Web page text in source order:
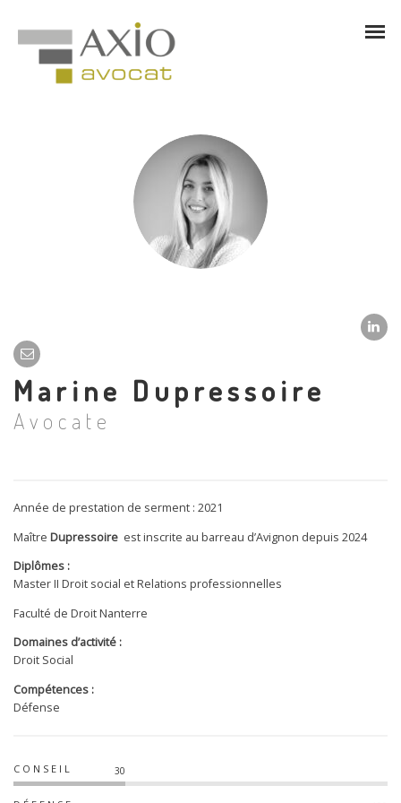
Marine Dupressoire
Avocate
Année de prestation de serment : 2021
Maître Dupressoire est inscrite au barreau d’Avignon depuis 2024
Diplômes :
Master II Droit social et Relations professionnelles
Faculté de Droit Nanterre
Domaines d’activité :
Droit Social
Compétences :
Défense
CONSEIL 30